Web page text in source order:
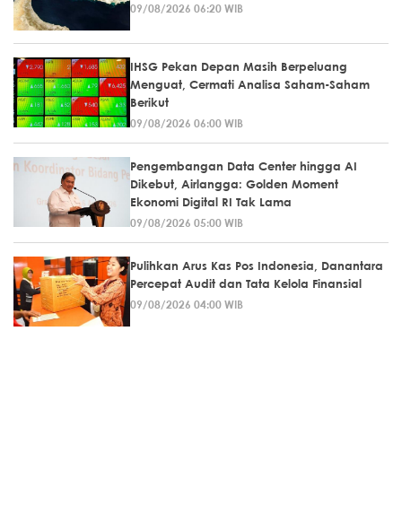
09/08/2026 06:20 WIB
IHSG Pekan Depan Masih Berpeluang
Menguat, Cermati Analisa Saham-Saham
Berikut
09/08/2026 06:00 WIB
Pengembangan Data Center hingga AI
Dikebut, Airlangga: Golden Moment
Ekonomi Digital RI Tak Lama
09/08/2026 05:00 WIB
Pulihkan Arus Kas Pos Indonesia, Danantara
Percepat Audit dan Tata Kelola Finansial
09/08/2026 04:00 WIB